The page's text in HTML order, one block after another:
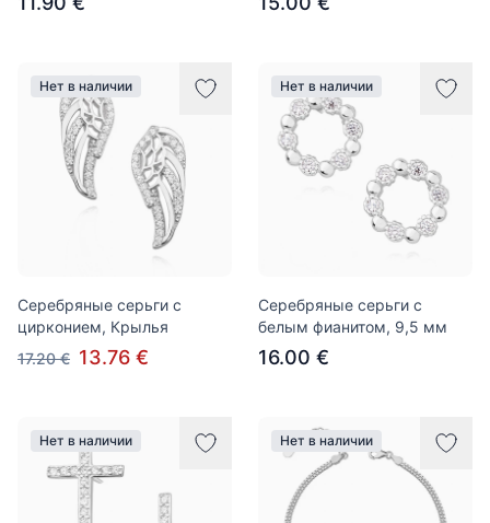
Нет в наличии
Серебряные серьги с
цирконием, Крылья
17.20 € 13.76 €
Нет в наличии
Серебряные серьги с
белым фианитом, 9,5 мм
16.00 €
Нет в наличии Нет в наличии